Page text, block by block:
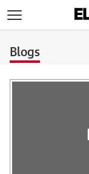
Blogs